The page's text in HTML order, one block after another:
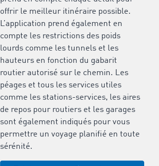
offrir le meilleur itinéraire possible.
L’application prend également en
compte les restrictions des poids
lourds comme les tunnels et les
hauteurs en fonction du gabarit
routier autorisé sur le chemin. Les
péages et tous les services utiles
comme les stations-services, les aires
de repos pour routiers et les garages
sont également indiqués pour vous
permettre un voyage planifié en toute
sérénité.